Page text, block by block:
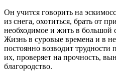
Он учится говорить на
из снега, охотиться, брать от
необходимое и жить в большой
Жизнь в суровые времена и в
постоянно возводит трудности
их, проверяет на прочность,
благородство.